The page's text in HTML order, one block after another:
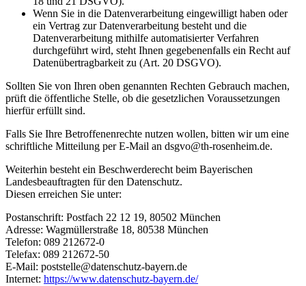
Wenn Sie in die Datenverarbeitung eingewilligt haben oder
ein Vertrag zur Datenverarbeitung besteht und die
Datenverarbeitung mithilfe automatisierter Verfahren
durchgeführt wird, steht Ihnen gegebenenfalls ein Recht auf
Datenübertragbarkeit zu (Art. 20 DSGVO).
Sollten Sie von Ihren oben genannten Rechten Gebrauch machen,
prüft die öffentliche Stelle, ob die gesetzlichen Voraussetzungen
hierfür erfüllt sind.
Falls Sie Ihre Betroffenenrechte nutzen wollen, bitten wir um eine
schriftliche Mitteilung per E-Mail an dsgvo@th-rosenheim.de.
Weiterhin besteht ein Beschwerderecht beim Bayerischen
Landesbeauftragten für den Datenschutz.
Diesen erreichen Sie unter:
Postanschrift: Postfach 22 12 19, 80502 München
Adresse: Wagmüllerstraße 18, 80538 München
Telefon: 089 212672-0
Telefax: 089 212672-50
E-Mail: poststelle@datenschutz-bayern.de
Internet: https://www.datenschutz-bayern.de/